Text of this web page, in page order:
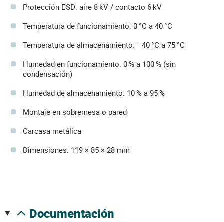
Protección ESD: aire 8 kV / contacto 6 kV
Temperatura de funcionamiento: 0 °C a 40 °C
Temperatura de almacenamiento: –40 °C a 75 °C
Humedad en funcionamiento: 0 % a 100 % (sin
condensación)
Humedad de almacenamiento: 10 % a 95 %
Montaje en sobremesa o pared
Carcasa metálica
Dimensiones: 119 × 85 × 28 mm
documentación